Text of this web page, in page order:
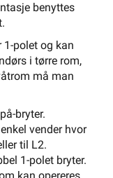
benyttes
polet og kan
i tørre rom,
må man
bryter.
vender hvor
til L2.
1-polet bryter.